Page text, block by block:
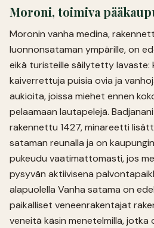
Moroni, toimiva
Moronin vanha medina,
luonnonsataman ympärille, on
eikä turisteille säilytetty lavaste:
kaiverrettuja puisia ovia ja
aukioita, joissa miehet ennen
pelaamaan lautapelejä. Badjanani
rakennettu 1427, minareetti
sataman reunalla ja on kaupungin
pukeudu vaatimattomasti, jos
pysyvän aktiivisena
alapuolella Vanha satama on
paikalliset veneenrakentajat
veneitä käsin menetelmillä,